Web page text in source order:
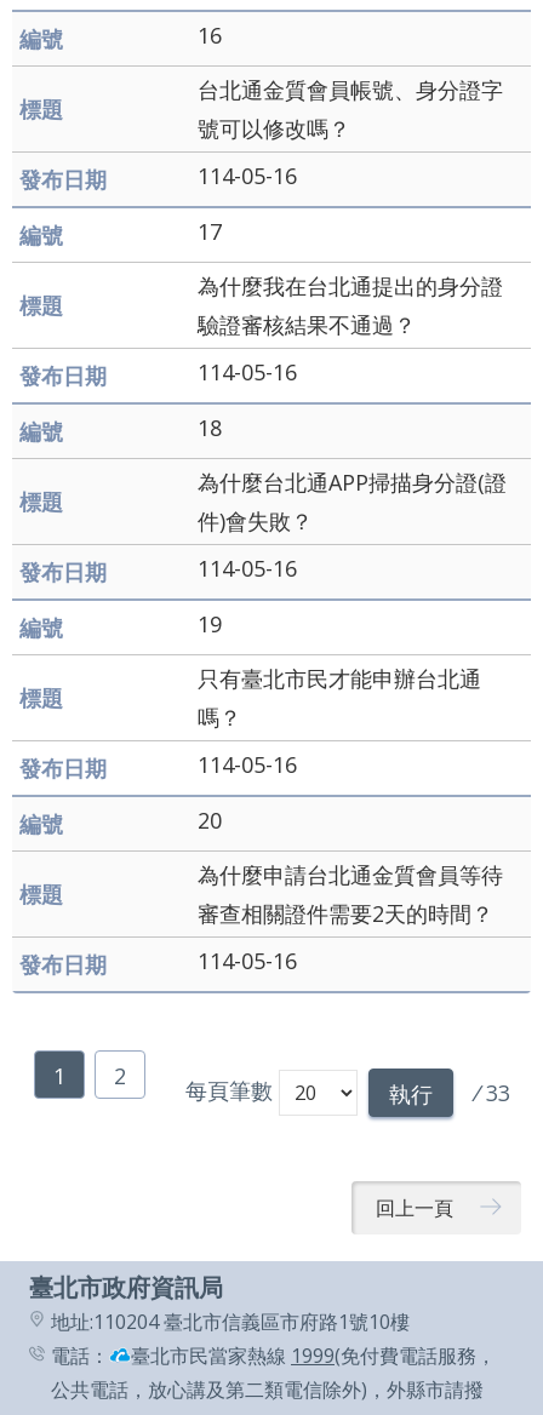
16
台北通金質會員帳號、身分證字
號可以修改嗎？
114-05-16
17
為什麼我在台北通提出的身分證
驗證審核結果不通過？
114-05-16
18
為什麼台北通APP掃描身分證(證
件)會失敗？
114-05-16
19
只有臺北市民才能申辦台北通
嗎？
114-05-16
20
為什麼申請台北通金質會員等待
審查相關證件需要2天的時間？
114-05-16
1 2 每頁筆數 執行 / 33
回上一頁
臺北市政府資訊局
地址:110204 臺北市信義區市府路1號10樓
電話：
臺北市民當家熱線 1999(免付費電話服務，
公共電話，放心講及第二類電信除外)，外縣市請撥